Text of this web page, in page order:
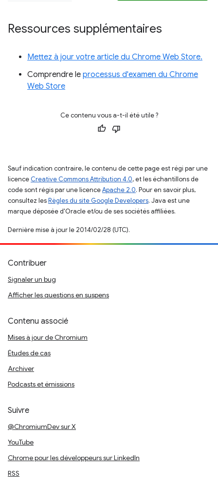
Ressources supplémentaires
Mettez à jour votre article du Chrome Web Store.
Comprendre le processus d'examen du Chrome
Web Store
Ce contenu vous a-t-il été utile ?
Sauf indication contraire, le contenu de cette page est régi par une
licence Creative Commons Attribution 4.0, et les échantillons de
code sont régis par une licenceApache 2.0. Pour en savoir plus,
consultez lesRègles du site Google Developers. Java est une
marque déposée d'Oracle et/ou de ses sociétés affiliées.
Dernière mise à jour le 2014/02/28 (UTC).
Contribuer
Signaler un bug
Afficher les questions en suspens
Contenu associé
Mises à jour de Chromium
Études de cas
Archiver
Podcasts et émissions
Suivre
@ChromiumDev sur X
YouTube
Chrome pour les développeurs sur LinkedIn
RSS